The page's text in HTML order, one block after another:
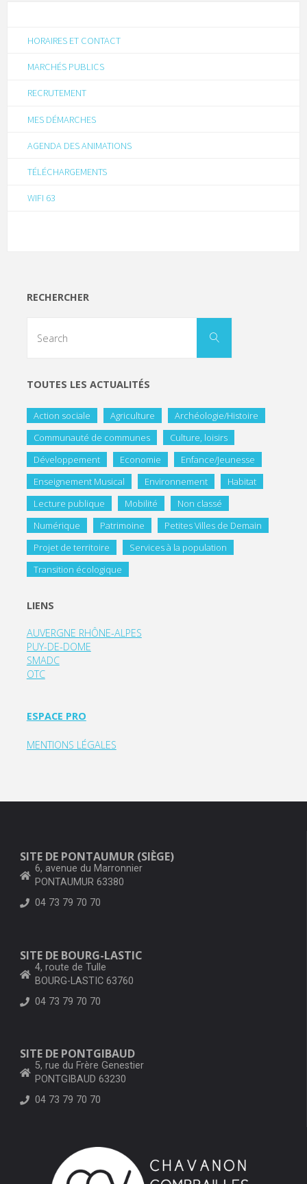
HORAIRES ET CONTACT
MARCHÉS PUBLICS
RECRUTEMENT
MES DÉMARCHES
AGENDA DES ANIMATIONS
TÉLÉCHARGEMENTS
WIFI 63
RECHERCHER
TOUTES LES ACTUALITÉS
Action sociale Agriculture
Archéologie/Histoire
Communauté de communes
Culture, loisirs
Développement
Economie
Enfance/Jeunesse
Enseignement Musical
Environnement
Habitat
Lecture publique
Mobilité
Non classé
Numérique
Patrimoine
Petites Villes de Demain
Projet de territoire
Services à la population
Transition écologique
LIENS
AUVERGNE RHÔNE-ALPES
PUY-DE-DOME
SMADC
OTC
ESPACE PRO
MENTIONS LÉGALES
SITE DE PONTAUMUR (SIÈGE)
6, avenue du Marronnier
PONTAUMUR 63380
04 73 79 70 70
SITE DE BOURG-LASTIC
4, route de Tulle
BOURG-LASTIC 63760
04 73 79 70 70
SITE DE PONTGIBAUD
5, rue du Frère Genestier
PONTGIBAUD 63230
04 73 79 70 70